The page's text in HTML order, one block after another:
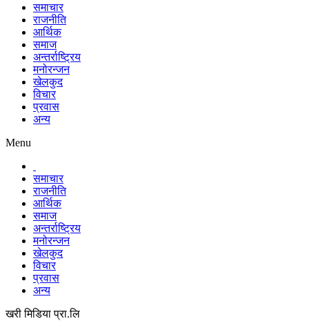
समाचार
राजनीति
आर्थिक
समाज
अन्तर्राष्ट्रिय
मनोरन्जन
खेलकुद
विचार
प्रवास
अन्य
Menu
समाचार
राजनीति
आर्थिक
समाज
अन्तर्राष्ट्रिय
मनोरन्जन
खेलकुद
विचार
प्रवास
अन्य
खरी मिडिया प्रा.लि